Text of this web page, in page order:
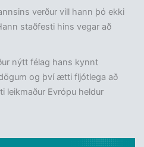
verður vill hann þó ekki
staðfesti hins vegar að
nýtt félag hans kynnt
og því ætti fljótlega að
leikmaður Evrópu heldur